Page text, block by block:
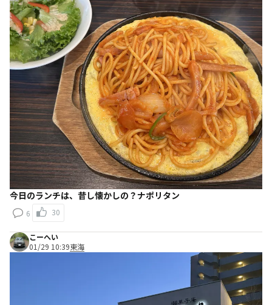
今日のランチは、昔し懐かしの？ナポリタン
6 30
こーへい
01/29 10:39東海